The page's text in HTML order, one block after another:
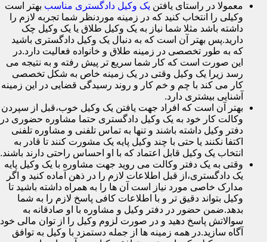
معمولا در راستای یافتن یک وکیل دادگستری مناسب بهتر است
وکیلی را انتخاب کنید که در زمینه موردنظر شما تجربه لازم را
داشته باشد مثلا شما نیاز به یک وکیل طلاق یا یک وکیل چک
دارید.پس بهتر آن است که به دنبال یک وکیل دادگستری باشید
که به طور تخصصی در زمینه طلاق و خانواده فعالیت دارد.در
این صورت است که کار شما سریع تر پیش رفته و به نتیجه می
رسد زیرا یک وکیل وقتی در یک زمینه خاص به شکل تخصصی
کار می کند با چم و خم کار و روند رسیدگی قضایی در این زمینه
آشنایی بیشتری دارد.
بهتر آن است که افراد جهت یافتن یک وکیل خوب،قبل از سپردن
وکالت کار خود به یک وکیل دادگستری حتما مشاوره حضوری در
دفتر وکیل داشته باشند و تنها به تماس تلفنی و مشاوره تلفنی
اکتفا نکنند یا حتی با چند وکیل پایه یک مشورت کنند تا قادر به
انتخاب یک وکیل قابل اعتماد که با او احساس راحتی دارند باشند.
وقتی به یک دفتر وکالت می روید جهت مشاوره با یک وکیل پایه
یک دادگستری،از قبل اطلاعات لازم را در ذهن آماده کنید و اگر
مدارک خاصی مورد نیاز است آن ها را به همراه داشته باشید تا
وکیل بتواند دقیق تر و با اطلاعات کافی پاسخ لازم را به شما
بدهد.ضمن حضور در دفتر وکیل و مشاوره با او صادقانه به
سوالاتش پاسخ دهید و در صورت لزوم وکیل را از توان مالی خود
آگاه سازید.در همه زمینه ها از جمله دستمزد با وکیل به توافق